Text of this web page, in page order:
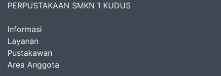
PERPUSTAKAAN SMKN 1 KUDUS
Informasi
Layanan
Pustakawan
Area Anggota